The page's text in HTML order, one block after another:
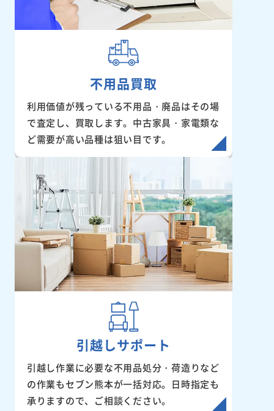
不用品買取
利用価値が残っている不用品・廃品はその場
で査定し、買取します。中古家具・家電類な
ど需要が高い品種は狙い目です。
引越しサポート
引越し作業に必要な不用品処分・荷造りなど
の作業もセブン熊本が一括対応。日時指定も
承りますので、ご相談ください。